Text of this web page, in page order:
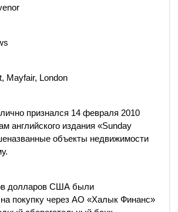
Mayfair, London
признался 14 февраля 2010
английского издания «Sunday
объекты недвижимости
долларов США были
покупку через АО «Халык Финанс»